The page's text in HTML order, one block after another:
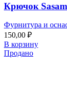
Крючок
Фурнитура и
150,00 ₽
В корзину
Продано